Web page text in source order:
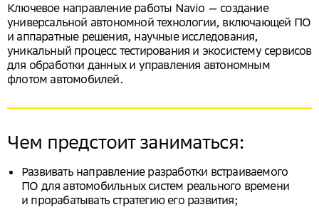
Ключевое направление работы Navio — создание
универсальной автономной технологии, включающей ПО
и аппаратные решения, научные исследования,
уникальный процесс тестирования и экосистему сервисов
для обработки данных и управления автономным
флотом автомобилей.
Чем предстоит заниматься:
Развивать направление разработки встраиваемого
ПО для автомобильных систем реального времени
и прорабатывать стратегию его развития;